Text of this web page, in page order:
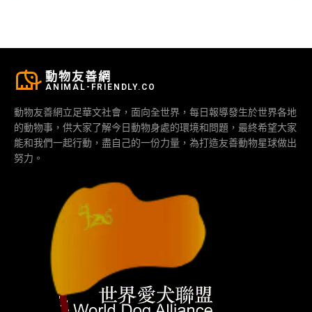
動物友善網
ANIMAL-FRIENDLY.CO
動物友善網立足華文社會，面向全世界，每日報導發生於世界各地
的動物事，供大家了解今日動物身處的環境和問題，最終希望大家
能和我們一起行動，盡自己的一份力量，為打造友善動物星球做出
努力。